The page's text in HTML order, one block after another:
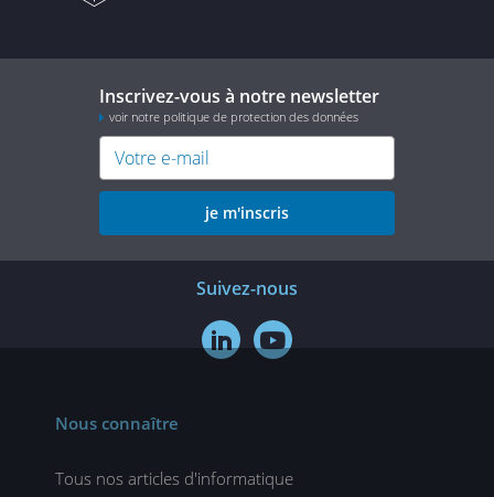
Inscrivez-vous à notre newsletter
voir notre politique de protection des données
je m'inscris
Suivez-nous
 
Nous connaître
Tous nos articles d'informatique